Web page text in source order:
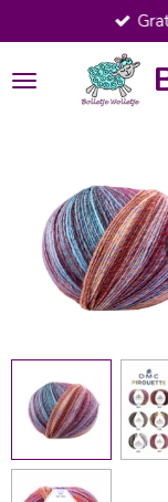
direct
naar
de